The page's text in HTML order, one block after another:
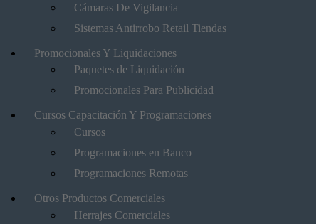
Cámaras De Vigilancia
Sistemas Antirrobo Retail Tiendas
Promocionales Y Liquidaciones
Paquetes de Liquidación
Promocionales Para Publicidad
Cursos Capacitación Y Programaciones
Cursos
Programaciones en Banco
Programaciones Remotas
Otros Productos Comerciales
Herrajes Comerciales